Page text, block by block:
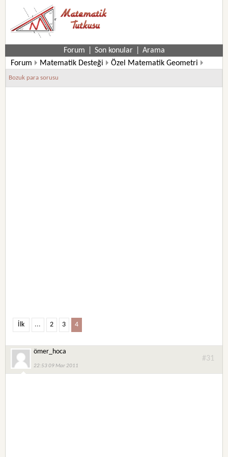
Forum Son konular
Arama
Forum
Matematik Desteği
Özel Matematik Geometri
Özel Matematik Soruları
Bozuk para sorusu
İlk ... 2 3 4
ömer_hoca
22:53 09 Mar 2011
#31